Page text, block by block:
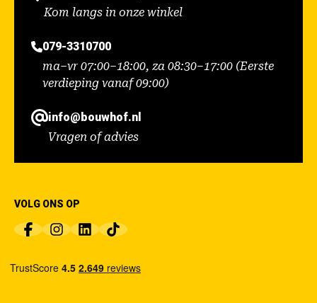
Kom langs in onze winkel
079-3310700
ma–vr 07:00–18:00, za 08:30–17:00 (Eerste
verdieping vanaf 09:00)
info@bouwhof.nl
Vragen of advies
VOLG ONS OP